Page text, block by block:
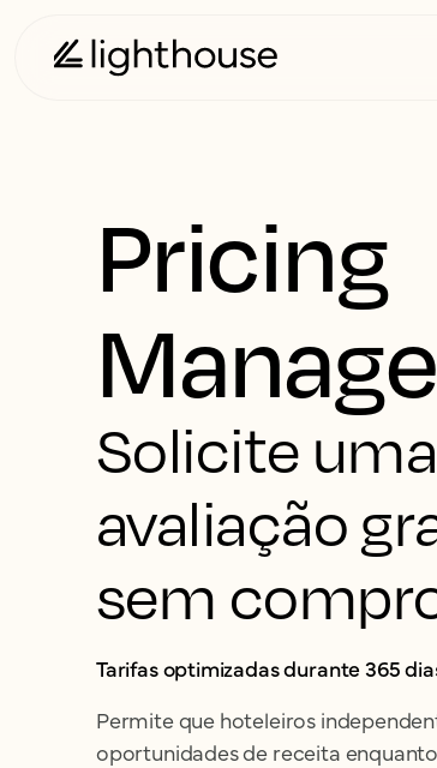
Pricing
Solicite uma
avaliação
sem
Tarifas optimizadas durante 365
Permite que hoteleiros
oportunidades de receita